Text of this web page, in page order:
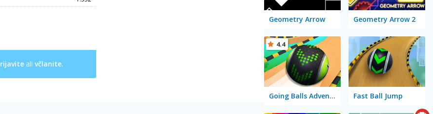
ali včlanite.
Geometry Arrow Geometry Arrow 2
Going Balls Adventure 2
4.4
Fast Ball Jump